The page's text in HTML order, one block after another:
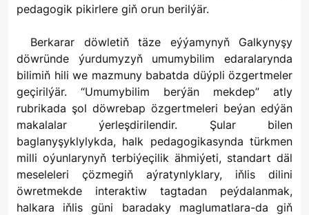
pedagogik pikirlere giň orun berilýär.
Berkarar döwletiň täze eýýamynyň Galkynyşy
döwründe ýurdumyzyň umumybilim edaralarynda
bilimiň hili we mazmuny babatda düýpli özgertmeler
geçirilýär. “Umumybilim berýän mekdep” atly
rubrikada şol döwrebap özgertmeleri beýan edýän
makalalar ýerleşdirilendir. Şular bilen
baglanyşyklylykda, halk pedagogikasynda türkmen
milli oýunlarynyň terbiýeçilik ähmiýeti, standart däl
meseleleri çözmegiň aýratynlyklary, iňlis dilini
öwretmekde interaktiw tagtadan peýdalanmak,
halkara iňlis güni baradaky maglumatlara-da giň